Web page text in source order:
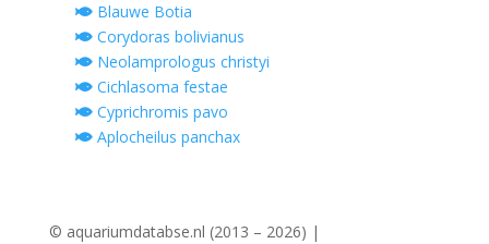
Blauwe Botia
Corydoras bolivianus
Neolamprologus christyi
Cichlasoma festae
Cyprichromis pavo
Aplocheilus panchax
© aquariumdatabse.nl (2013 – 2026) |